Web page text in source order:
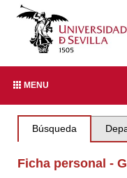
MENU
Búsqueda
Ficha personal -